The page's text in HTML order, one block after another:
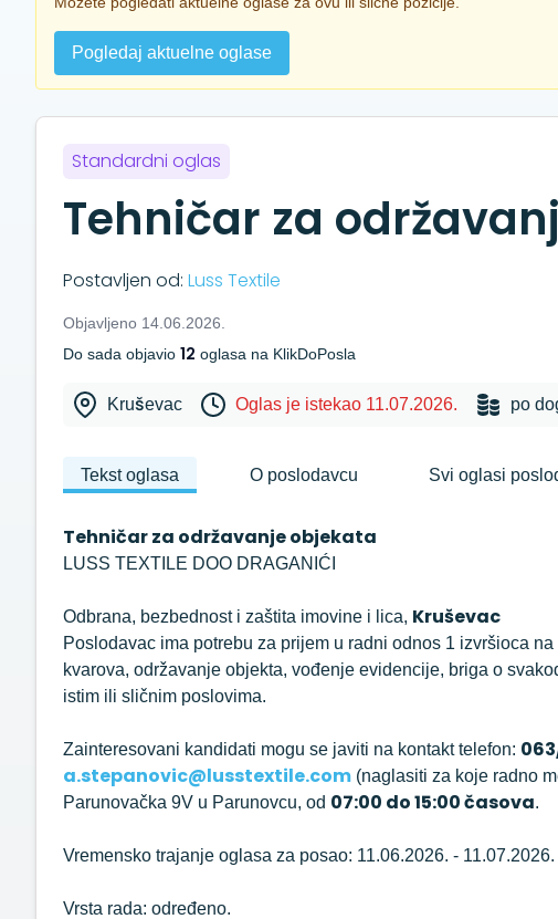
Pogledaj aktuelne oglase
Standardni oglas
Tehničar za
Postavljen od: Luss Textile
Objavljeno 14.06.2026.
Do sada objavio 12 oglasa na KlikDoPosla
Kruševac Oglas je istekao 11.07.2026. po
Tekst oglasa O poslodavcu Svi oglasi
Tehničar za održavanje objekata
LUSS TEXTILE DOO DRAGANIĆI
Odbrana, bezbednost i zaštita imovine i lica, Kruševac
Poslodavac ima potrebu za prijem u radni odnos 1 izvršioca
kvarova, održavanje objekta, vođenje evidencije, briga o
istim ili sličnim poslovima.
Zainteresovani kandidati mogu se javiti na kontakt telefon:
a.stepanovic@lusstextile.com (naglasiti za koje radno
Parunovačka 9V u Parunovcu, od 07:00 do 15:00 časova.
Vremensko trajanje oglasa za posao: 11.06.2026. - 11.07.2026.
Vrsta rada: određeno.